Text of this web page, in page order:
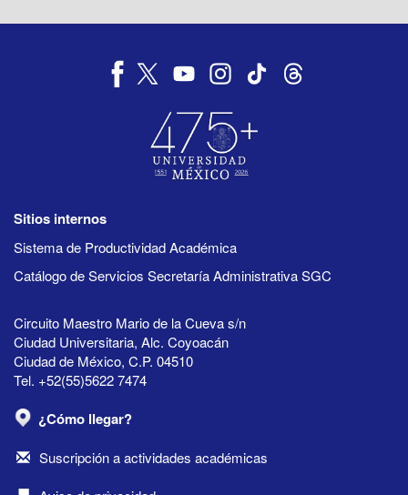
Sitios internos
Sistema de Productividad Académica
Catálogo de Servicios Secretaría Administrativa SGC
Circuito Maestro Mario de la Cueva s/n
Ciudad Universitaria, Alc. Coyoacán
Ciudad de México, C.P. 04510
Tel. +52(55)5622 7474
¿Cómo llegar?
Suscripción a actividades académicas